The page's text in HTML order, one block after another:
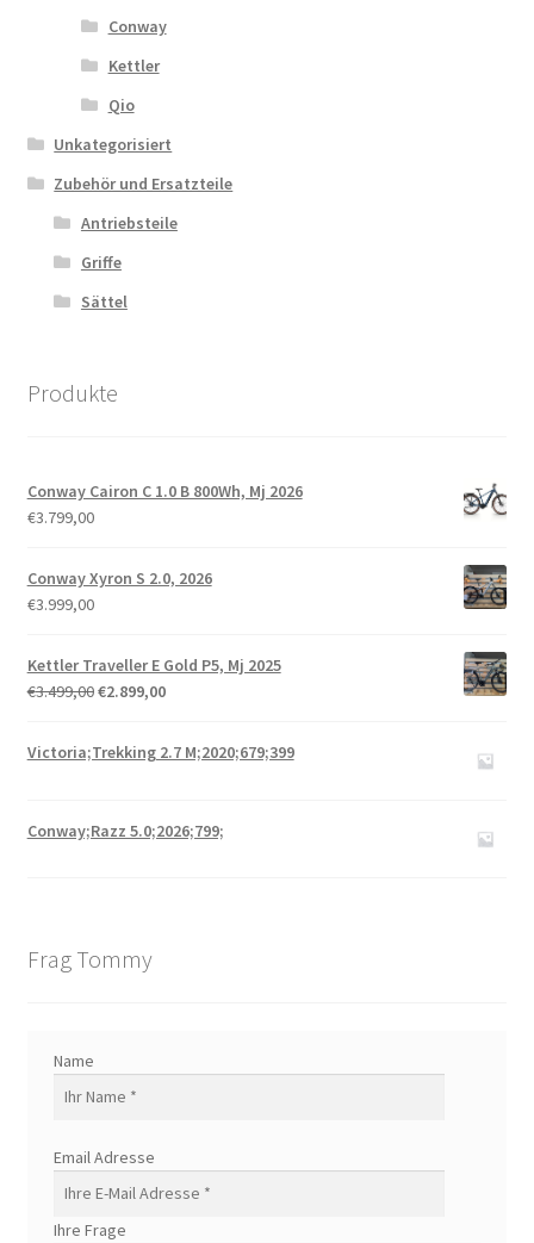
Conway
Kettler
Qio
Unkategorisiert
Zubehör und Ersatzteile
Antriebsteile
Griffe
Sättel
Produkte
Conway Cairon C 1.0 B 800Wh, Mj 2026
€3.799,00
Conway Xyron S 2.0, 2026
€3.999,00
Kettler Traveller E Gold P5, Mj 2025
€3.499,00€2.899,00
Victoria;Trekking 2.7 M;2020;679;399
Conway;Razz 5.0;2026;799;
Frag Tommy
Name
Email Adresse
Ihre Frage